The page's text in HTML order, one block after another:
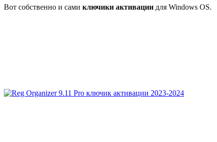
Вот собственно и сами ключики активации для Windows OS.